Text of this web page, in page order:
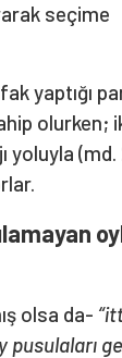
seçime
yaptığı
olurken;
yoluyla (md.
olsa da-
pusulaları